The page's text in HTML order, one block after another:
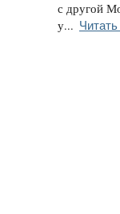
с другой
у...